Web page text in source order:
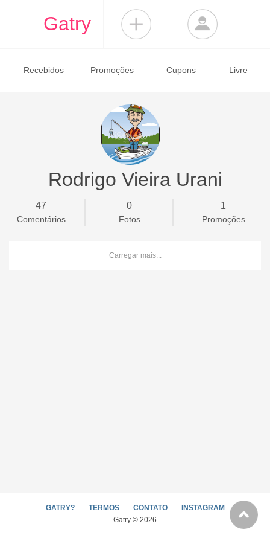
Gatry
Recebidos Promoções Cupons Livre
Rodrigo Vieira Urani
47
Comentários
0
Fotos
1
Promoções
Carregar mais...
GATRY? TERMOS CONTATO
INSTAGRAM
Gatry © 2026